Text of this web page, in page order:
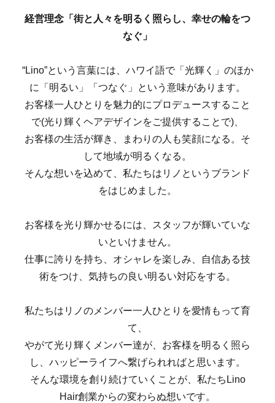
経営理念「街と人々を明るく照らし、幸せの輪をつ
なぐ」
“Lino”という言葉には、ハワイ語で「光輝く」のほか
に「明るい」「つなぐ」という意味があります。
お客様一人ひとりを魅力的にプロデュースすること
で(光り輝くヘアデザインをご提供することで)、
お客様の生活が輝き、まわりの人も笑顔になる。そ
して地域が明るくなる。
そんな想いを込めて、私たちはリノというブランド
をはじめました。
お客様を光り輝かせるには、スタッフが輝いていな
いといけません。
仕事に誇りを持ち、オシャレを楽しみ、自信ある技
術をつけ、気持ちの良い明るい対応をする。
私たちはリノのメンバー一人ひとりを愛情もって育
て、
やがて光り輝くメンバー達が、お客様を明るく照ら
し、ハッピーライフへ繋げられればと思います。
そんな環境を創り続けていくことが、私たちLino
Hair創業からの変わらぬ想いです。